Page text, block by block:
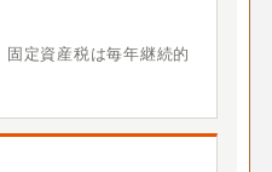
定資産税は毎年継続的